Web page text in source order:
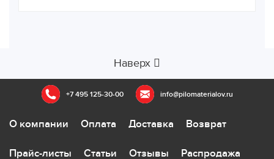
Наверх
+7 495 125-30-00 info@pilomaterialov.ru
О компании Оплата Доставка Возврат
Прайс-листы Статьи Отзывы Распродажа